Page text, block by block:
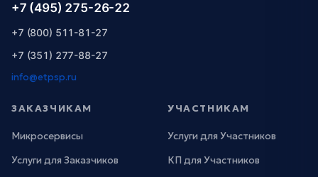
+7 (495) 275-26-22
+7 (800) 511-81-27
+7 (351) 277-88-27
info@etpsp.ru
ЗАКАЗЧИКАМ
Микросервисы
Услуги для Заказчиков
УЧАСТНИКАМ
Услуги для Участников
КП для Участников